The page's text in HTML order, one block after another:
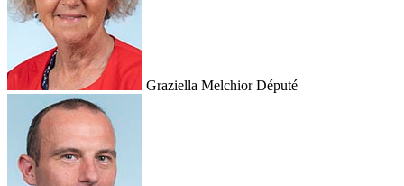
Graziella Melchior Député